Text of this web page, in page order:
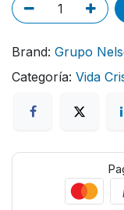
Brand: Grupo
Categoría: Vida